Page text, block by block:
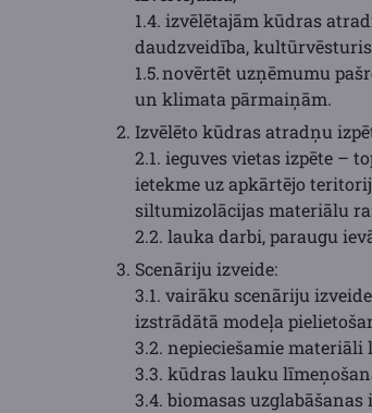
1.4. izvēlētajām kūdras
daudzveidība,
1.5. novērtēt uzņēmumu
un klimata pārmaiņām.
Izvēlēto kūdras atradņu
2.1. ieguves vietas izpēte –
ietekme uz apkārtējo
siltumizolācijas materiālu
2.2. lauka darbi, paraugu
Scenāriju izveide:
3.1. vairāku scenāriju
izstrādātā modeļa
3.2. nepieciešamie
3.3. kūdras lauku
3.4. biomasas uzglabāšanas